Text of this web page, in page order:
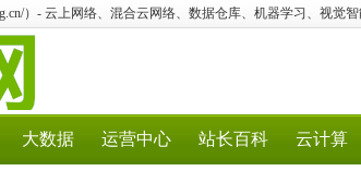
）- 云上网络、混合云网络、数据仓库、机器学习、视觉
大数据 运营中心 站长百科 云计算